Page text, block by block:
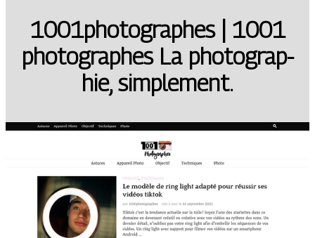
1001pho­tog­rap­hes | 1001
pho­tog­rap­hes La pho­tog­rap­
hie, simplement.